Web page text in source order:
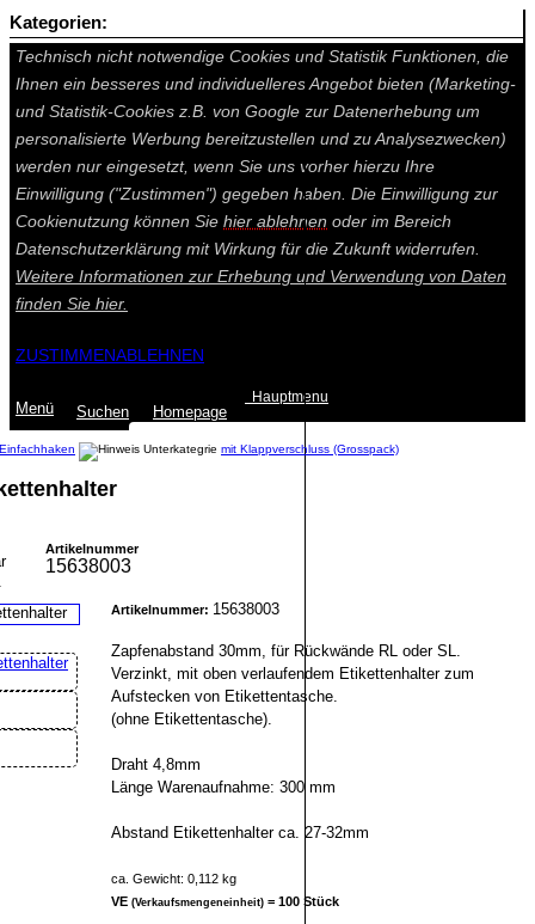
Auf dieser Seite werden technisch notwendige Cookies gesetzt.
Technisch nicht notwendige Cookies und Statistik Funktionen, die
Ihnen ein besseres und individuelleres Angebot bieten (Marketing-
und Statistik-Cookies z.B. von Google zur Datenerhebung um
personalisierte Werbung bereitzustellen und zu Analysezwecken)
werden nur eingesetzt, wenn Sie uns vorher hierzu Ihre
Einwilligung ("Zustimmen") gegeben haben. Die Einwilligung zur
Cookienutzung können Sie hier ablehnen oder im Bereich
Datenschutzerklärung mit Wirkung für die Zukunft widerrufen.
Weitere Informationen zur Erhebung und Verwendung von Daten
finden Sie hier.
ZUSTIMMENABLEHNEN
Menü Suchen Homepage
Hauptmenu
Einfachhaken mit Klappverschluss (Grosspack)
Artikelnummer
15638003
Artikelnummer: 15638003
Zapfenabstand 30mm, für Rückwände RL oder SL.
Verzinkt, mit oben verlaufendem Etikettenhalter zum
Aufstecken von Etikettentasche.
(ohne Etikettentasche).
Draht 4,8mm
Länge Warenaufnahme: 300 mm
Abstand Etikettenhalter ca. 27-32mm
ca. Gewicht: 0,112 kg
VE (Verkaufsmengeneinheit) = 100 Stück
Kategorien: